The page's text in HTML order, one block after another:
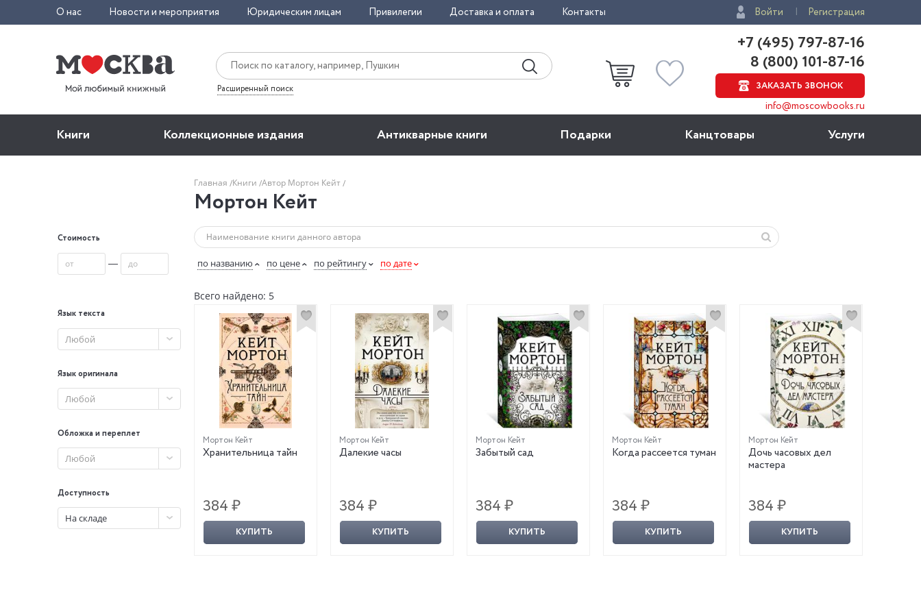
О нас Новости и мероприятия Юридическим лицам Привилегии Доставка и оплата Контакты Войти Регистрация
Расширенный поиск
+7 (495) 797-87-16
8 (800) 101-87-16
ЗАКАЗАТЬ ЗВОНОК
info@moscowbooks.ru
Книги Коллекционные издания Антикварные книги Подарки Канцтовары Услуги
Главная Книги Автор Мортон Кейт
Мортон Кейт
Стоимость
—
Язык текста
Любой
Язык оригинала
Любой
Обложка и переплет
Любой
Доступность
На складе
по названию по цене по рейтингу по дате
Всего найдено: 5
Мортон Кейт
Хранительница тайн
384 ₽
КУПИТЬ
Мортон Кейт
Далекие часы
384 ₽
КУПИТЬ
Мортон Кейт
Забытый сад
384 ₽
КУПИТЬ
Мортон Кейт
Когда рассеется туман
384 ₽
КУПИТЬ
Мортон Кейт
Дочь часовых дел
мастера
384 ₽
КУПИТЬ